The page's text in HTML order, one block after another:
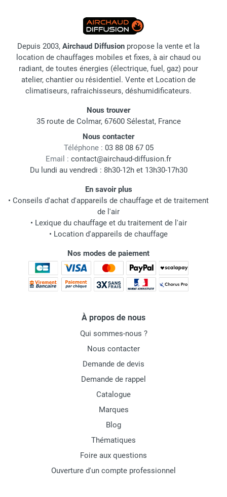
Depuis 2003, Airchaud Diffusion propose la vente et la
location de chauffages mobiles et fixes, à air chaud ou
radiant, de toutes énergies (électrique, fuel, gaz) pour
atelier, chantier ou résidentiel. Vente et Location de
climatiseurs, rafraichisseurs, déshumidificateurs.
Nous trouver
35 route de Colmar, 67600 Sélestat, France
Nous contacter
Téléphone : 03 88 08 67 05
Email : contact@airchaud-diffusion.fr
Du lundi au vendredi : 8h30-12h et 13h30-17h30
En savoir plus
• Conseils d'achat d'appareils de chauffage et de traitement
de l'air
• Lexique du chauffage et du traitement de l'air
• Location d'appareils de chauffage
Nos modes de paiement
À propos de nous
Qui sommes-nous ?
Nous contacter
Demande de devis
Demande de rappel
Catalogue
Marques
Blog
Thématiques
Foire aux questions
Ouverture d'un compte professionnel